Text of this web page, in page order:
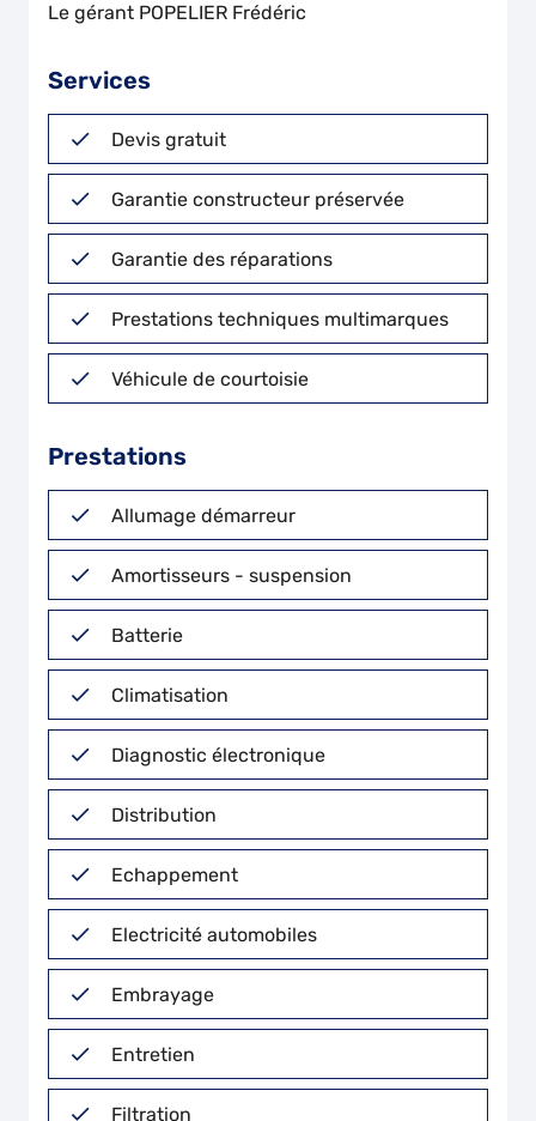
Le gérant POPELIER Frédéric
Services
Devis gratuit
Garantie constructeur préservée
Garantie des réparations
Prestations techniques multimarques
Véhicule de courtoisie
Prestations
Allumage démarreur
Amortisseurs - suspension
Batterie
Climatisation
Diagnostic électronique
Distribution
Echappement
Electricité automobiles
Embrayage
Entretien
Filtration